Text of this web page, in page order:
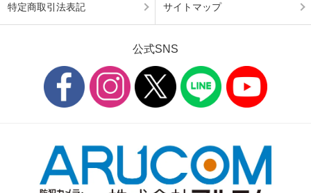
特定商取引法表記 サイトマップ
公式SNS